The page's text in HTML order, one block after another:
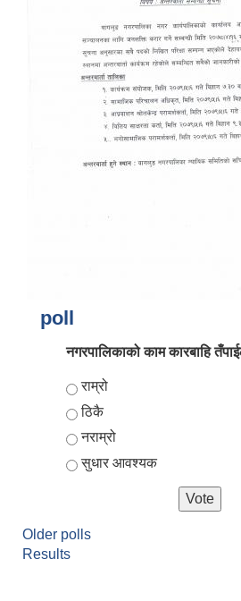
poll
नगरपालिकाको काम कारबाहि
Choices
राम्रो
ठिकै
नराम्रो
सुधार आवश्यक
Older polls
Results